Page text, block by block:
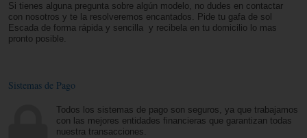
Si tienes alguna pregunta sobre algún modelo, no dudes en contactar
con nosotros y te la resolveremos encantados. Pide tu gafa de sol
Escada de forma rápida y sencilla y recibela en tu domicilio lo mas
pronto posible.
Sistemas de Pago
Todos los sistemas de pago son seguros, ya que trabajamos
con las mejores entidades financieras que garantizan todas
nuestra transacciones.